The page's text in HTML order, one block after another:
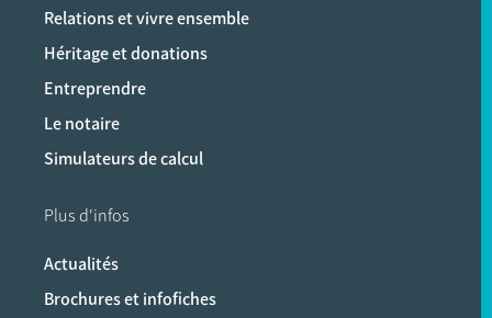
Relations et vivre ensemble
Héritage et donations
Entreprendre
Le notaire
Simulateurs de calcul
Plus d'infos
Actualités
Brochures et infofiches